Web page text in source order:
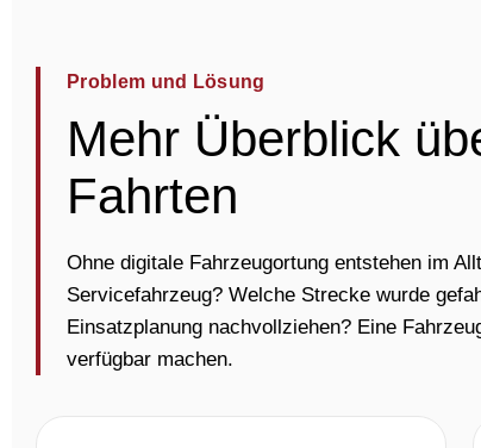
Problem und Lösung
Mehr Überblick
Fahrten
Ohne digitale Fahrzeugortung entstehen im
Servicefahrzeug? Welche Strecke wurde
Einsatzplanung nachvollziehen? Eine
verfügbar machen.